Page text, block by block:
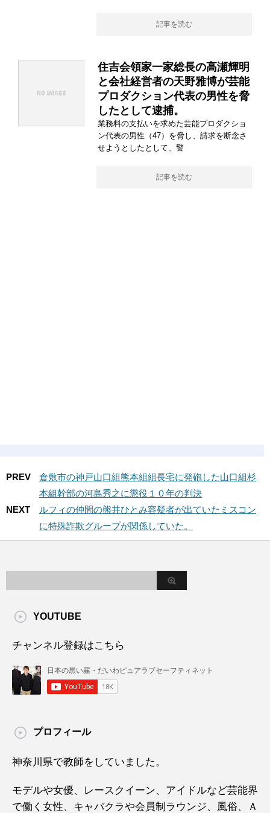
記事を読む
住吉会領家一家総長の高瀬輝明
と会社経営者の天野雅博が芸能
プロダクション代表の男性を脅
したとして逮捕。
業務料の支払いを求めた芸能プロダクショ
ン代表の男性（47）を脅し、請求を断念さ
せようとしたとして、警
記事を読む
PREV
倉敷市の神戸山口組熊本組組長宅に発砲した山口組杉
本組幹部の河島秀之に懲役１０年の判決
NEXT
ルフィの仲間の熊井ひとみ容疑者が出ていたミスコン
に特殊詐欺グループが関係していた。
YOUTUBE
チャンネル登録はこちら
プロフィール
神奈川県で教師をしていました。
モデルや女優、レースクイーン、アイドルなど芸能界
で働く女性、キャバクラや会員制ラウンジ、風俗、Ａ